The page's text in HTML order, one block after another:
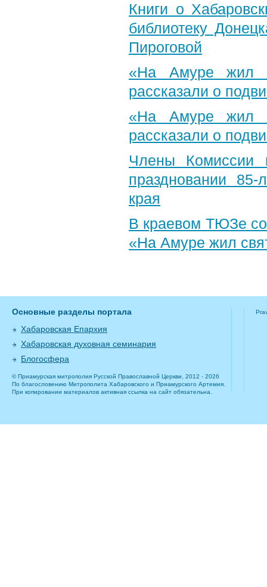
Книги о
библиотеку
Пироговой
«На Амуре жил
рассказали о
«На Амуре жил
рассказали о
Члены Комиссии
праздновании 85-
края
В краевом ТЮЗе
«На Амуре жил
Основные разделы портала
Хабаровская Епархия
Хабаровская духовная семинария
Блогосфера
© Приамурская митрополия Русской Православной Церкви, 2012 - 2026
По благословению Митрополита Хабаровского и Приамурского Артемия.
При копировании материалов активная ссылка на сайт обязательна.